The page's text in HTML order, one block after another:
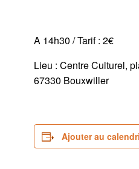
A 14h30 / Tarif : 2€
Lieu : Centre Culturel,
67330 Bouxwiller
Ajouter au